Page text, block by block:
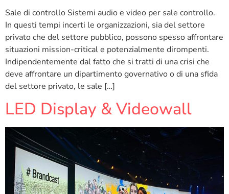
Sale di controllo Sistemi audio e video per sale controllo.
In questi tempi incerti le organizzazioni, sia del settore
privato che del settore pubblico, possono spesso affrontare
situazioni mission-critical e potenzialmente dirompenti.
Indipendentemente dal fatto che si tratti di una crisi che
deve affrontare un dipartimento governativo o di una sfida
del settore privato, le sale […]
LED Display & Videowall